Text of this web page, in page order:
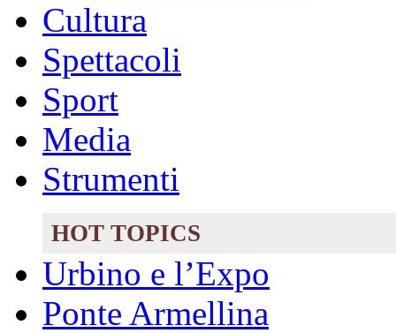
Cultura
Spettacoli
Sport
Media
Strumenti
HOT TOPICS
Urbino e l’Expo
Ponte Armellina